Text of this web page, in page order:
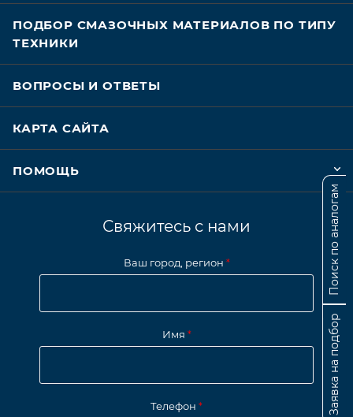
ПОДБОР СМАЗОЧНЫХ МАТЕРИАЛОВ ПО ТИПУ
ТЕХНИКИ
ВОПРОСЫ И ОТВЕТЫ
КАРТА САЙТА
ПОМОЩЬ
Свяжитесь с нами
Ваш город, регион *
Имя *
Телефон * Заявка на подбор
Поиск по аналогам